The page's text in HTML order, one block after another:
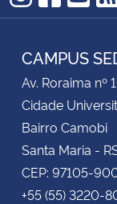
CAMPUS
Av. Roraima nº
Cidade
Bairro Camobi
Santa Maria -
CEP: 97105-
+55 (55) 3220-